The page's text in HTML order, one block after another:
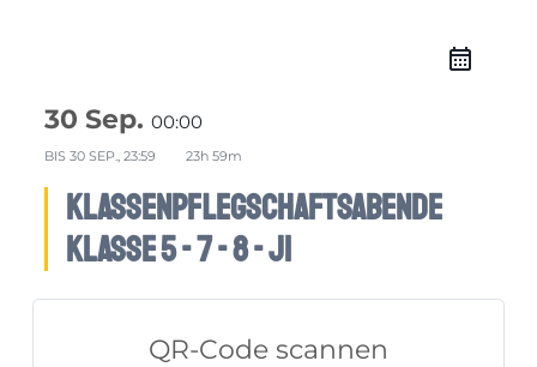
30 Sep.00:00
BIS30 SEP., 23:59 23h 59m
Klassenpflegschaftsabende
Klasse 5 - 7 - 8 - J1
QR-Code scannen